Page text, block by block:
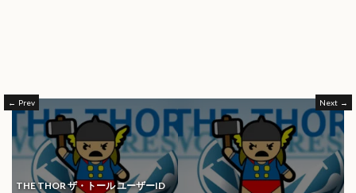
Prev
THE THOR ザ・トール ユーザーID
Next